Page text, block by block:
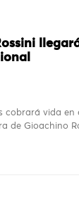
cobrará vida en
de Gioachino